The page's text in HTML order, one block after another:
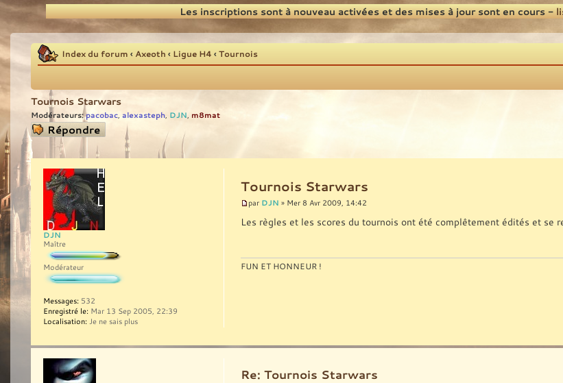
Recherche Les inscriptions sont à nouveau activées et des mises à jour sont en cours -
Index du forum ‹ Axeoth ‹ Ligue H4 ‹Tournois
Tournois Starwars
Modérateurs: pacobac, alexasteph, DJN, m8mat
Répondre
Tournois Starwars
par DJN » Mer 8 Avr 2009, 14:42
Les règles et les scores du tournois ont été complêtement édités et se
FUN ET HONNEUR !
DJN
Maître
Modérateur
Messages: 532
Enregistré le: Mar 13 Sep 2005, 22:39
Localisation: Je ne sais plus
Re: Tournois Starwars